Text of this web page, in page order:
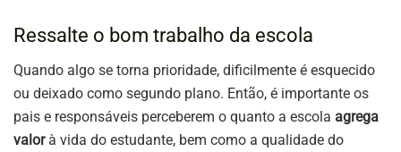
Ressalte o bom trabalho da escola
Quando algo se torna prioridade, dificilmente é esquecido
ou deixado como segundo plano. Então, é importante os
pais e responsáveis perceberem o quanto a escola agrega
valorà vida do estudante, bem como a qualidade do